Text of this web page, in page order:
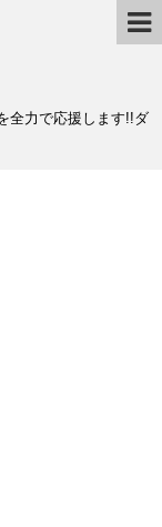
全力で応援します!!ダ